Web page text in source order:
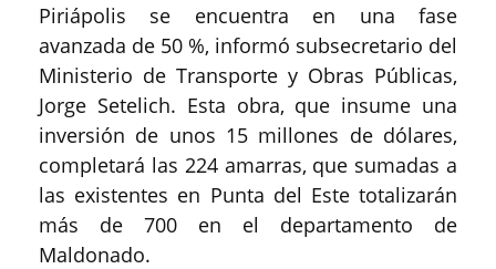
Piriápolis se encuentra en una fase
avanzada de 50 %, informó subsecretario del
Ministerio de Transporte y Obras Públicas,
Jorge Setelich. Esta obra, que insume una
inversión de unos 15 millones de dólares,
completará las 224 amarras, que sumadas a
las existentes en Punta del Este totalizarán
más de 700 en el departamento de
Maldonado.